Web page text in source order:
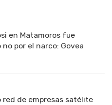
en Matamoros fue
por el narco: Govea
red de empresas satélite